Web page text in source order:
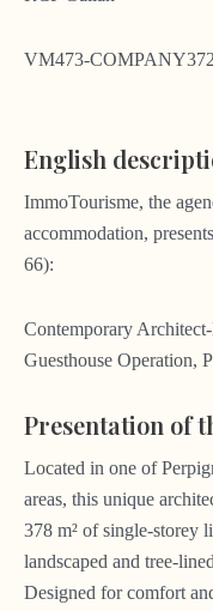
VM473-
English
ImmoTourisme, the
accommodation,
66):
Contemporary
Guesthouse Operation,
Presentation of
Located in one of
areas, this unique
378 m² of single-storey
landscaped and tree-
Designed for comfort